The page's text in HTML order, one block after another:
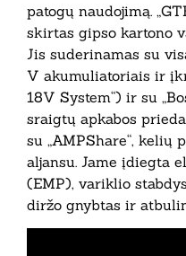
patogų naudojimą.
skirtas gipso kartono
Jis suderinamas su
V akumuliatoriais ir
18V System“) ir su
sraigtų apkabos
su „AMPShare“,
aljansu. Jame įdiegta
(EMP), variklio
diržo gnybtas ir